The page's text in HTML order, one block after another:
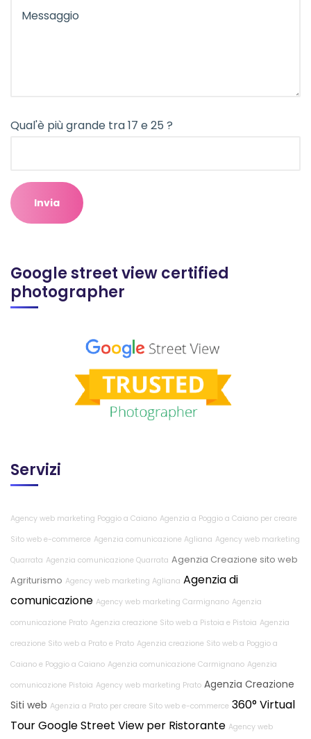
Qual'è più grande tra 17 e 25 ?
Google street view certified
photographer
Servizi
Agency web marketing Poggio a Caiano Agenzia a Poggio a Caiano per creare
Sito web e-commerce Agenzia comunicazione Agliana Agency web marketing
Quarrata Agenzia comunicazione Quarrata Agenzia Creazione sito web
Agriturismo Agency web marketing Agliana Agenzia di
comunicazione Agency web marketing Carmignano Agenzia
comunicazione Prato Agenzia creazione Sito web a Pistoia e Pistoia Agenzia
creazione Sito web a Prato e Prato Agenzia creazione Sito web a Poggio a
Caiano e Poggio a Caiano Agenzia comunicazione Carmignano Agenzia
comunicazione Pistoia Agency web marketing Prato Agenzia Creazione
Siti web Agenzia a Prato per creare Sito web e-commerce 360° Virtual
Tour Google Street View per Ristorante Agency web